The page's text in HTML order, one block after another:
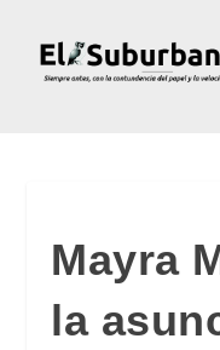
Mayra
la